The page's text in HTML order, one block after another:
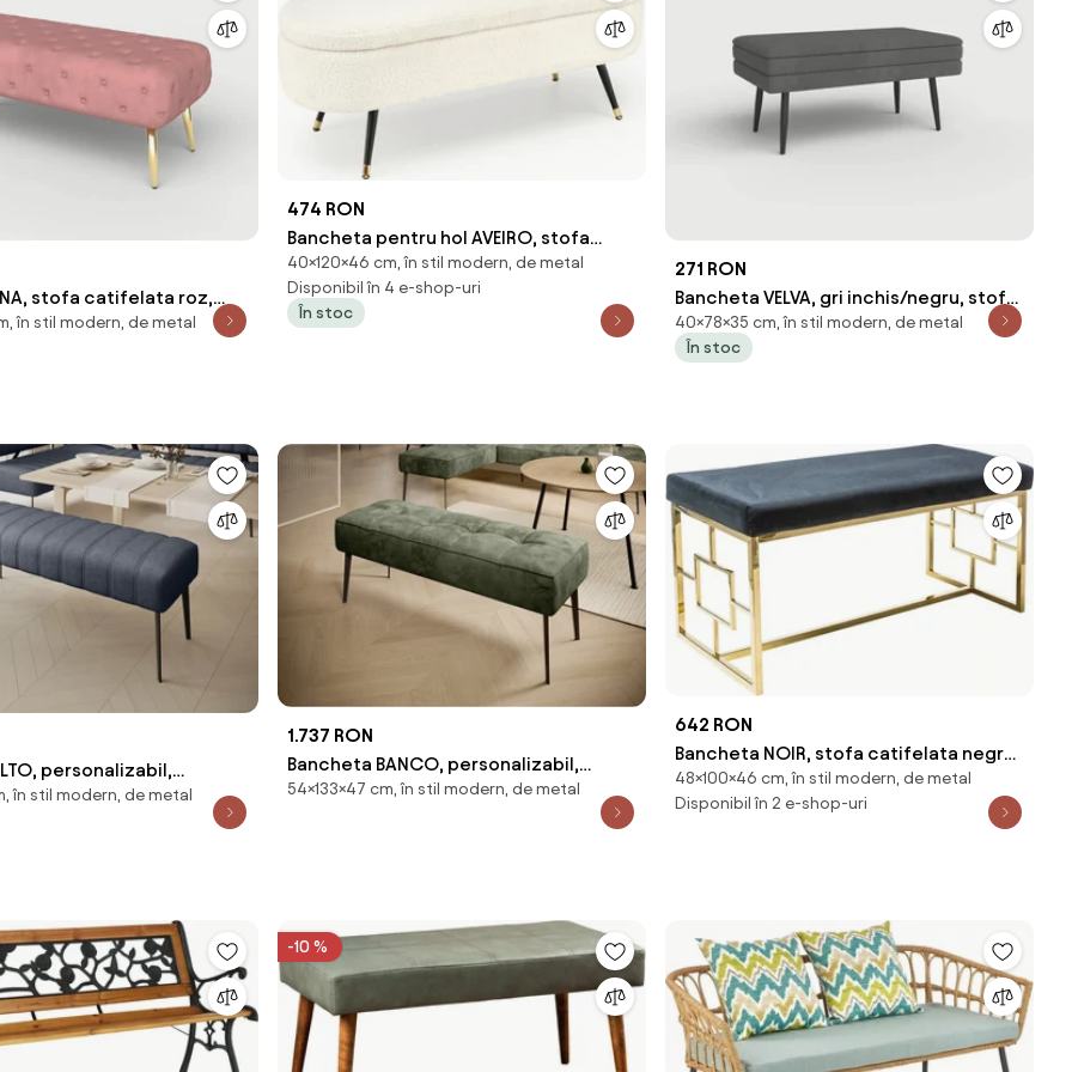
stofa catifelata roz,
în stil modern, de metal
474 RON
Bancheta pentru hol AVEIRO, stofa
buclata crem, 120x46x40 cm
40×120×46 cm, în stil modern, de metal
Disponibil în 4 e-shop-uri
În stoc
271 RON
Bancheta VELVA, gri inchis/negru, stofa
catifelata/metal, 78x35x40 cm
40×78×35 cm, în stil modern, de metal
În stoc
personalizabil,
în stil modern, de metal
1.737 RON
Bancheta BANCO, personalizabil,
133x47x54 cm
54×133×47 cm, în stil modern, de metal
642 RON
Bancheta NOIR, stofa catifelata negru,
100x46x48 cm
48×100×46 cm, în stil modern, de metal
Disponibil în 2 e-shop-uri
-10 %